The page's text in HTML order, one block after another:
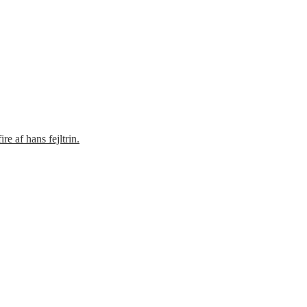
af hans fejltrin.